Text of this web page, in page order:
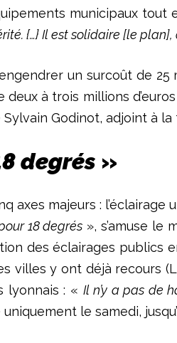
municipaux
{…} Il est solidaire [le
un surcoût de
à trois millions
Sylvain Godinot, adjoint à
degrés »
axes majeurs :
18 degrés », s’amuse le
des éclairages
villes y ont déjà
lyonnais : « Il n’y a pas de
le samedi,